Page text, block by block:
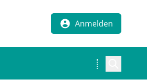
Anmelden